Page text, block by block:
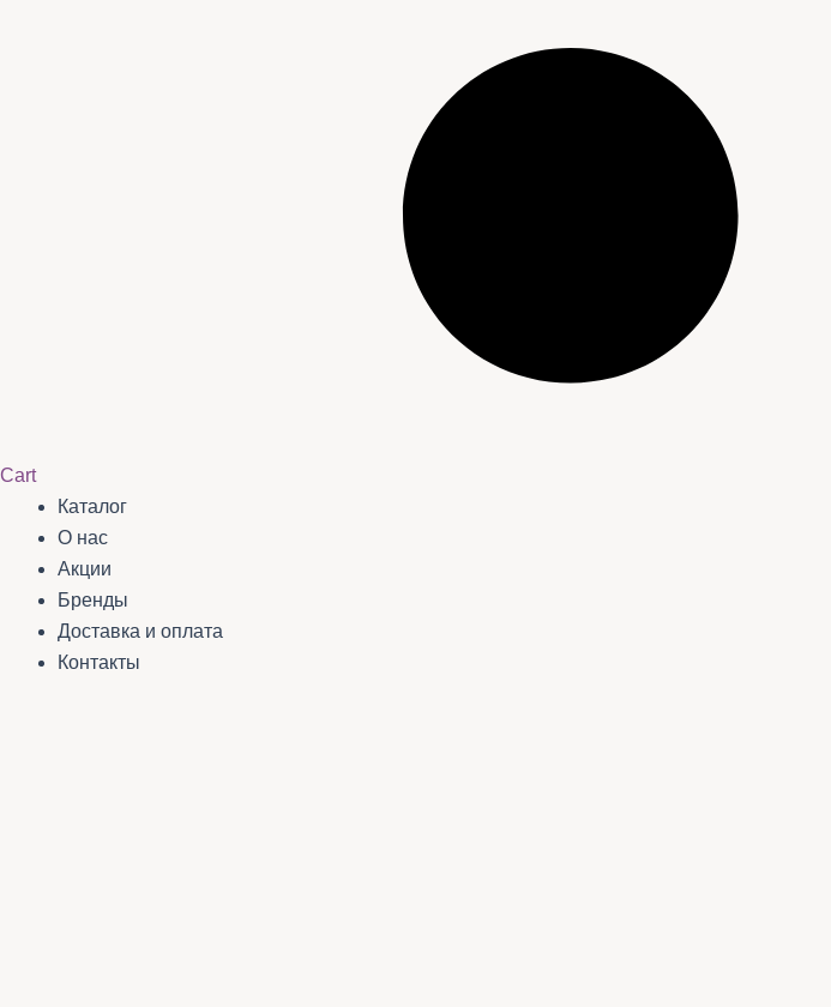
Cart
Каталог
О нас
Акции
Бренды
Доставка и оплата
Контакты